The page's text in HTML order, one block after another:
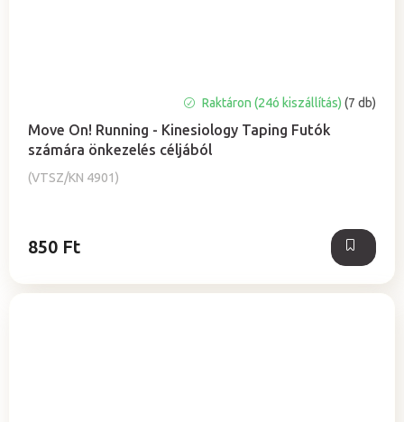
Move On! Running - Kinesiology Taping Futók
számára önkezelés céljából
(VTSZ/KN 4901)
Raktáron (24ó kiszállítás) (7 db)
850 Ft